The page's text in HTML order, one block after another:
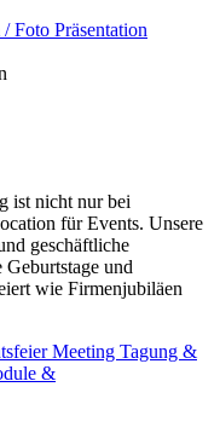
Foto Präsentation
ist nicht nur bei
für Events. Unsere
geschäftliche
und
wie Firmenjubiläen
Meeting Tagung &
&